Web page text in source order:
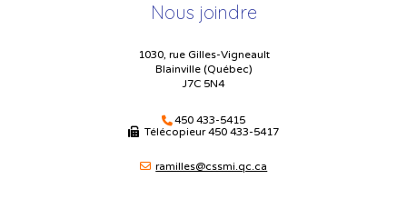
Nous joindre
1030, rue Gilles-Vigneault
Blainville (Québec)
J7C 5N4
450 433-5415
Télécopieur450 433-5417
ramilles@cssmi.qc.ca